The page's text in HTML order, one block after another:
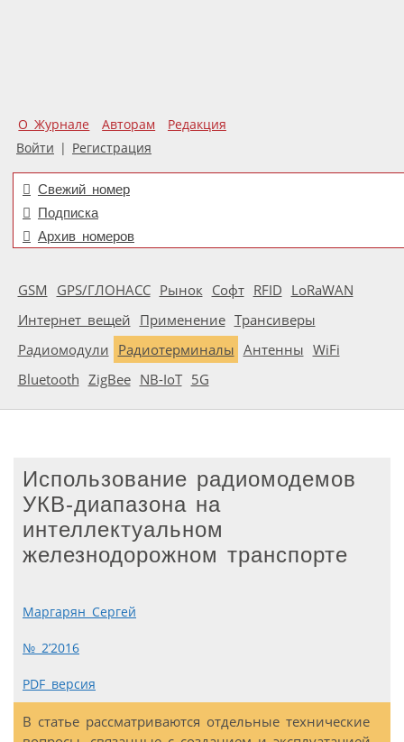
О Журнале Авторам
Редакция
Войти | Регистрация
Свежий номер
Подписка
Архив номеров
GSM GPS/ГЛОНАСС Рынок Софт RFID LoRaWAN
Интернет вещей Применение Трансиверы
Радиомодули Радиотерминалы Антенны WiFi
Bluetooth ZigBee NB-IoT 5G
Использование радиомодемов
УКВ-диапазона на
интеллектуальном
железнодорожном транспорте
Маргарян Сергей
№ 2’2016
PDF версия
В статье рассматриваются отдельные технические